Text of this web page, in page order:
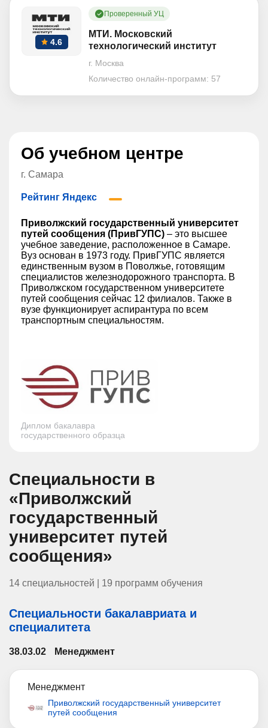
4.6
Проверенный УЦ
МТИ. Московский
технологический институт
г. Москва
Количество онлайн-программ: 57
Об учебном центре
г. Самара
Рейтинг Яндекс
Приволжский государственный университет
путей сообщения (ПривГУПС) – это высшее
учебное заведение, расположенное в Самаре.
Вуз основан в 1973 году. ПривГУПС является
единственным вузом в Поволжье, готовящим
специалистов железнодорожного транспорта. В
Приволжском государственном университете
путей сообщения сейчас 12 филиалов. Также в
вузе функционирует аспирантура по всем
транспортным специальностям.
Диплом бакалавра
государственного образца
Специальности в
«Приволжский
государственный
университет путей
сообщения»
14 специальностей | 19 программ обучения
Специальности бакалавриата и
специалитета
38.03.02 Менеджмент
Менеджмент
Приволжский государственный университет
путей сообщения